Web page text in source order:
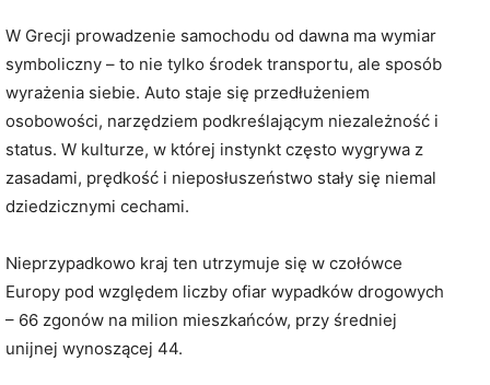
W Grecji prowadzenie samochodu od dawna ma wymiar
symboliczny – to nie tylko środek transportu, ale sposób
wyrażenia siebie. Auto staje się przedłużeniem
osobowości, narzędziem podkreślającym niezależność i
status. W kulturze, w której instynkt często wygrywa z
zasadami, prędkość i nieposłuszeństwo stały się niemal
dziedzicznymi cechami.
Nieprzypadkowo kraj ten utrzymuje się w czołówce
Europy pod względem liczby ofiar wypadków drogowych
– 66 zgonów na milion mieszkańców, przy średniej
unijnej wynoszącej 44.